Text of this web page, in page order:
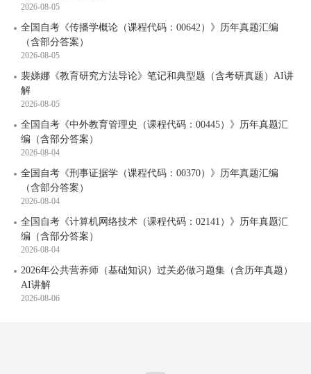
2026-08-05
全国自考《传播学概论（课程代码：00642）》历年真题汇编
（含部分答案）
2026-08-05
裴娣娜《教育研究方法导论》笔记和典型题（含考研真题）AI讲
解
2026-08-05
全国自考《中外教育管理史（课程代码：00445）》历年真题汇
编（含部分答案）
2026-08-04
全国自考《刑事证据学（课程代码：00370）》历年真题汇编
（含部分答案）
2026-08-04
全国自考《计算机网络技术（课程代码：02141）》历年真题汇
编（含部分答案）
2026-08-04
2026年公共营养师（基础知识）过关必做习题集（含历年真题）
AI讲解
2026-08-06